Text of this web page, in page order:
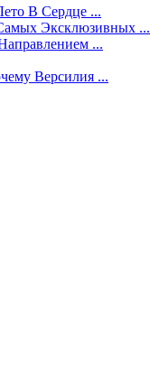
В Сердце ...
Эксклюзивных ...
...
Версилия ...